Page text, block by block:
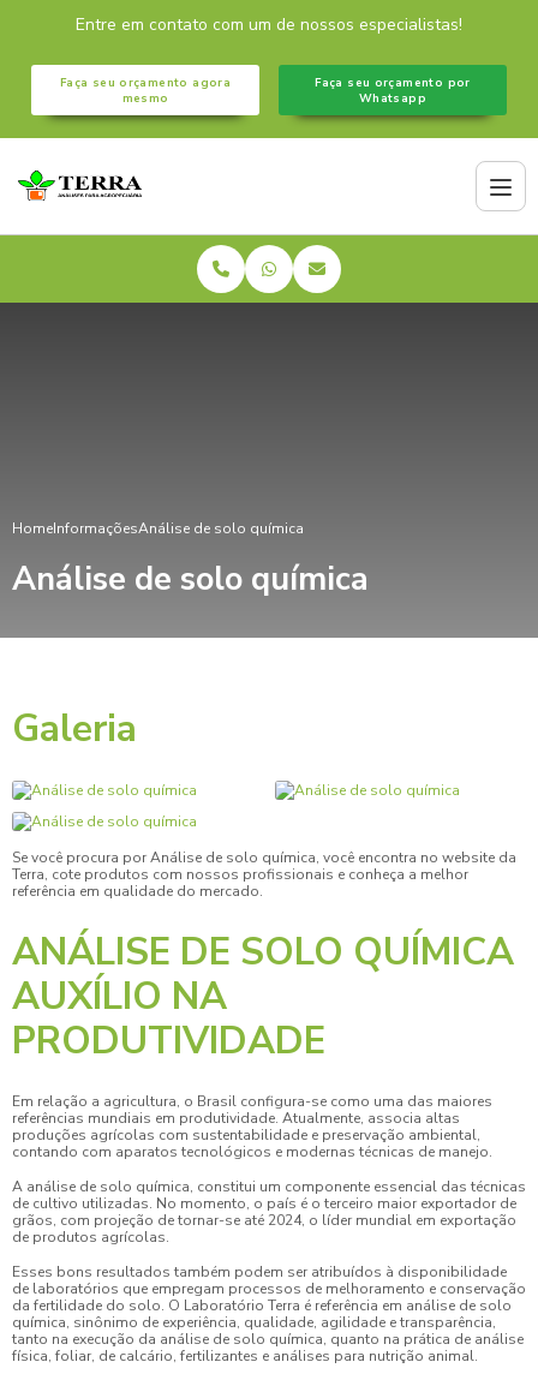
Entre em contato com um de nossos especialistas!
Faça seu orçamento agora
mesmo
Faça seu orçamento por
Whatsapp
HomeInformaçõesAnálise de solo química
Análise de solo química
Galeria
Se você procura porAnálise de solo química, você encontra no website da
Terra, cote produtos com nossos profissionais e conheça a melhor
referência em qualidade do mercado.
ANÁLISE DE SOLO QUÍMICA
AUXÍLIO NA
PRODUTIVIDADE
Em relação a agricultura, o Brasil configura-se como uma das maiores
referências mundiais em produtividade. Atualmente, associa altas
produções agrícolas com sustentabilidade e preservação ambiental,
contando com aparatos tecnológicos e modernas técnicas de manejo.
A análise de solo química, constitui um componente essencial das técnicas
de cultivo utilizadas. No momento, o país é o terceiro maior exportador de
grãos, com projeção de tornar-se até 2024, o líder mundial em exportação
de produtos agrícolas.
Esses bons resultados também podem ser atribuídos à disponibilidade
de laboratórios que empregam processos de melhoramento e conservação
da fertilidade do solo. O Laboratório Terra é referência em análise de solo
química, sinônimo de experiência, qualidade, agilidade e transparência,
tanto na execução da análise de solo química, quanto na prática de análise
física, foliar, de calcário, fertilizantes e análises para nutrição animal.